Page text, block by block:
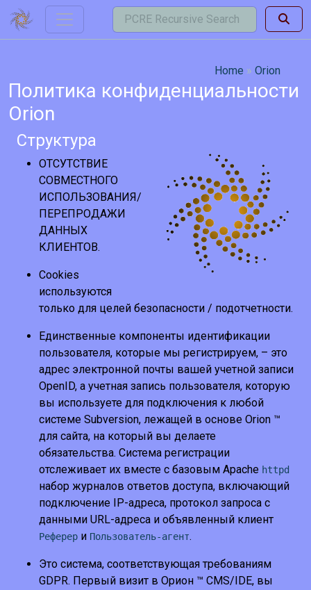
Home Orion
Политика конфиденциальности
Orion
Структура
ОТСУТСТВИЕ
СОВМЕСТНОГО
ИСПОЛЬЗОВАНИЯ/
ПЕРЕПРОДАЖИ
ДАННЫХ
КЛИЕНТОВ.
Cookies
используются
только для целей безопасности / подотчетности.
Единственные компоненты идентификации
пользователя, которые мы регистрируем, – это
адрес электронной почты вашей учетной записи
OpenID, а учетная запись пользователя, которую
вы используете для подключения к любой
системе Subversion, лежащей в основе Orion ™
для сайта, на который вы делаете
обязательства. Система регистрации
отслеживает их вместе с базовым Apache httpd
набор журналов ответов доступа, включающий
подключение IP-адреса, протокол запроса с
данными URL-адреса и объявленный клиент
Реферер и Пользователь-агент.
Это система, соответствующая требованиям
GDPR. Первый визит в Орион ™ CMS/IDE, вы